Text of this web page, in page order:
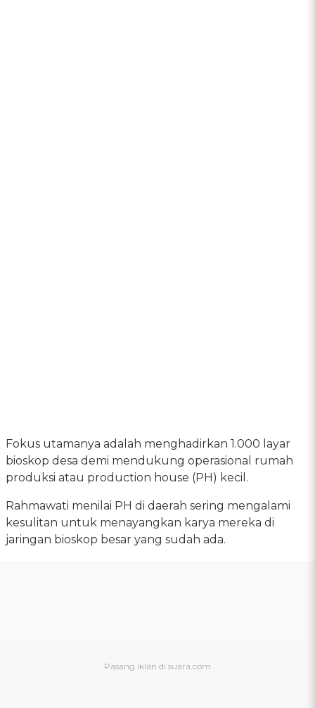
Fokus utamanya adalah menghadirkan 1.000 layar
bioskop desa demi mendukung operasional rumah
produksi atau production house (PH) kecil.
Rahmawati menilai PH di daerah sering mengalami
kesulitan untuk menayangkan karya mereka di
jaringan bioskop besar yang sudah ada.